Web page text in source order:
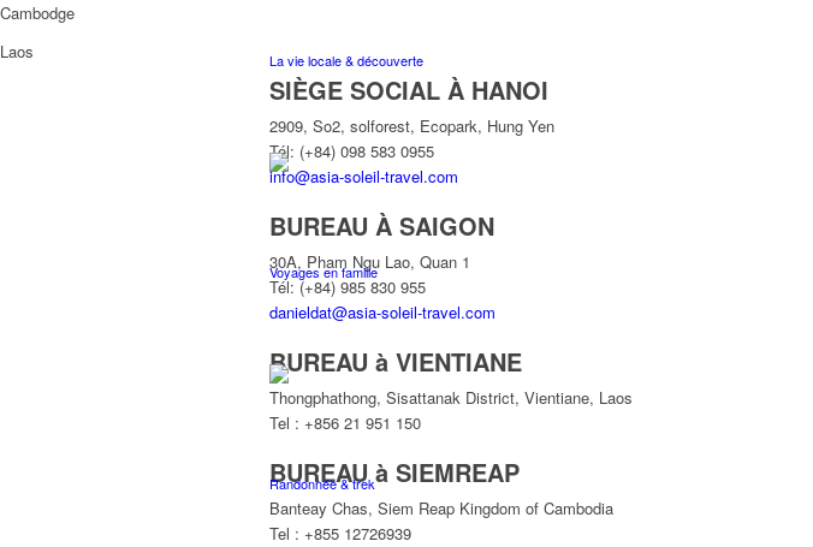
La vie locale & découverte
Voyages en famille
Randonnée & trek
Cambodge
Laos
SIÈGE SOCIAL À HANOI
2909, So2, solforest, Ecopark, Hung Yen
Tél: (+84) 098 583 0955
info@asia-soleil-travel.com
BUREAU À SAIGON
30A, Pham Ngu Lao, Quan 1
Tél: (+84) 985 830 955
danieldat@asia-soleil-travel.com
BUREAU à VIENTIANE
Thongphathong, Sisattanak District, Vientiane, Laos
Tel : +856 21 951 150
BUREAU à SIEMREAP
Banteay Chas, Siem Reap Kingdom of Cambodia
Tel : +855 12726939